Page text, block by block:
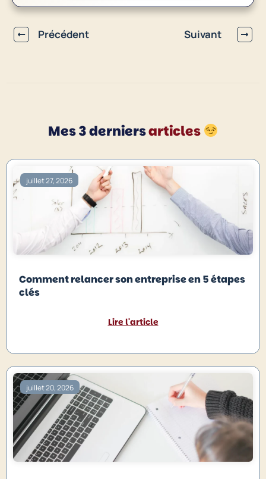
Précédent Suivant
Mes 3 derniersarticles
juillet 27, 2026
Comment relancer son entreprise en 5 étapes
clés
Lire l'article
juillet 20, 2026